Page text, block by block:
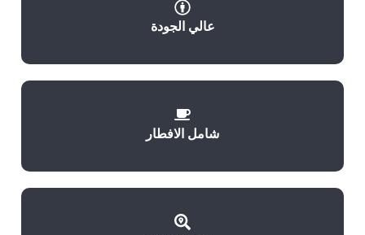
عالي الجودة
شامل الافطار